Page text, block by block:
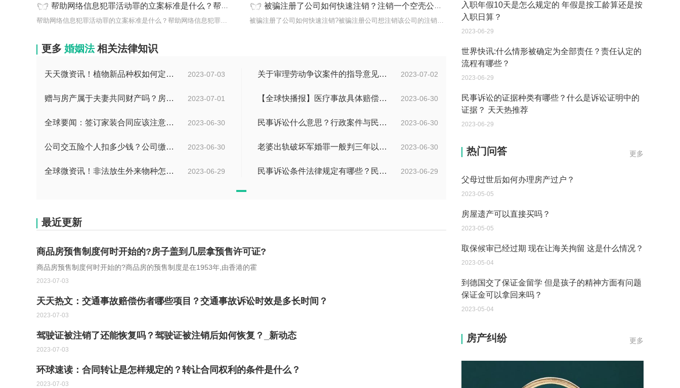
帮助网络信息犯罪活动罪的立案标准是什么？帮助信息网络犯罪活动罪的构成要件是什么？
帮助网络信息犯罪活动罪的立案标准是什么？帮助网络信息犯罪活动罪
被骗注册了公司如何快速注销？注销一个空壳公司需要多少费用？
被骗注册了公司如何快速注销?被骗注册公司想注销该公司的注销流程：
更多 婚姻法 相关法律知识
2023-07-03
天天微资讯！植物新品种权如何定义的？植物新品种权应符合什么条件？ 2023-07-02
关于审理劳动争议案件的指导意见是什么？法院审理劳动争议案件的条件是什么？
2023-07-01
赠与房产属于夫妻共同财产吗？房产赠与和过户哪个划算？ 2023-06-30
【全球快播报】医疗事故具体赔偿数额是多少？医疗事故技术鉴定有什么重要性？
2023-06-30
全球要闻：签订家装合同应该注意哪些事项？签订家装合同需要房屋所有人签订吗？ 2023-06-30
民事诉讼什么意思？行政案件与民事案件区别在哪？_世界通讯
2023-06-30
公司交五险个人扣多少钱？公司缴纳金额的算法是什么？|每日短讯 2023-06-30
老婆出轨破坏军婚罪一般判三年以下有期徒刑吗？
2023-06-29
全球微资讯！非法放生外来物种怎么判？放生归哪个部门管？ 2023-06-29
民事诉讼条件法律规定有哪些？民事起诉的流程的是怎样的？
最近更新
商品房预售制度何时开始的?房子盖到几层拿预售许可证?
商品房预售制度何时开始的?商品房的预售制度是在1953年,由香港的霍
2023-07-03
天天热文：交通事故赔偿伤者哪些项目？交通事故诉讼时效是多长时间？
2023-07-03
驾驶证被注销了还能恢复吗？驾驶证被注销后如何恢复？_新动态
2023-07-03
环球速读：合同转让是怎样规定的？转让合同权利的条件是什么？
2023-07-03
入职年假10天是怎么规定的 年假是按工龄算还是按
入职日算？
2023-06-29
世界快讯:什么情形被确定为全部责任？责任认定的
流程有哪些？
2023-06-29
民事诉讼的证据种类有哪些？什么是诉讼证明中的
证据？ 天天热推荐
2023-06-29
更多
热门问答
父母过世后如何办理房产过户？
房屋遗产可以直接买吗？
2023-05-05
取保候审已经过期 现在让海关拘留 这是什么情况？
2023-05-04
到德国交了保证金留学 但是孩子的精神方面有问题
保证金可以拿回来吗？
我想问一下申请护照需要带什么证件？
2023-05-04
谢！
外国旅游签证可以在中国大使馆登记结婚吗？
更多
房产纠纷